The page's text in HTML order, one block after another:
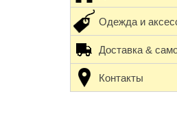
Одежда и
Доставка &
Контакты